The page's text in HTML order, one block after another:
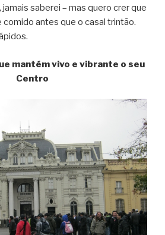
saberei – mas quero crer que
comido antes que o casal trintão.
mantém vivo e vibrante o seu
Centro